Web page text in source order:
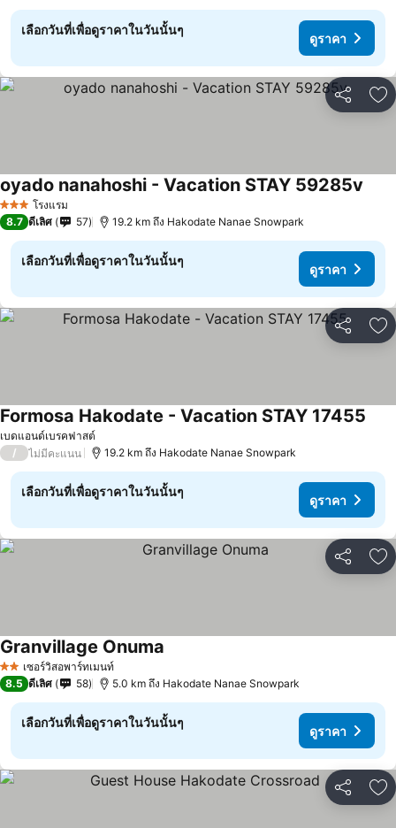
เลือกวันที่เพื่อดูราคาในวันนั้นๆ
ดูราคา
แชร์ เ
3 ดาว โรงแรม
oyado nanahoshi - Vacation STAY 59285v
8.7 ดีเลิศ 57 19.2 km ถึง Hakodate Nanae Snowpark
เลือกวันที่เพื่อดูราคาในวันนั้นๆ
ดูราคา
แชร์ เ
เบดแอนด์เบรคฟาสต์
Formosa Hakodate - Vacation STAY 17455
/ ไม่มีคะแนน 19.2 km ถึง Hakodate Nanae Snowpark
เลือกวันที่เพื่อดูราคาในวันนั้นๆ
ดูราคา
แชร์ เ
2 ดาวเซอร์วิสอพาร์ทเมนท์
Granvillage Onuma
8.5 ดีเลิศ 58 5.0 km ถึง Hakodate Nanae Snowpark
เลือกวันที่เพื่อดูราคาในวันนั้นๆ
ดูราคา
แชร์ เ